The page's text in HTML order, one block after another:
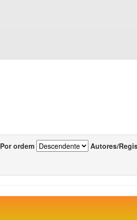
Por ordem Autores/